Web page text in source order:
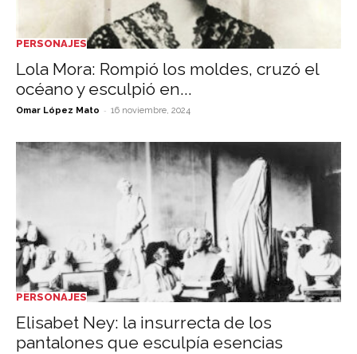
PERSONAJES
Lola Mora: Rompió los moldes, cruzó el
océano y esculpió en...
Omar López Mato - 16 noviembre, 2024
PERSONAJES
Elisabet Ney: la insurrecta de los
pantalones que esculpía esencias